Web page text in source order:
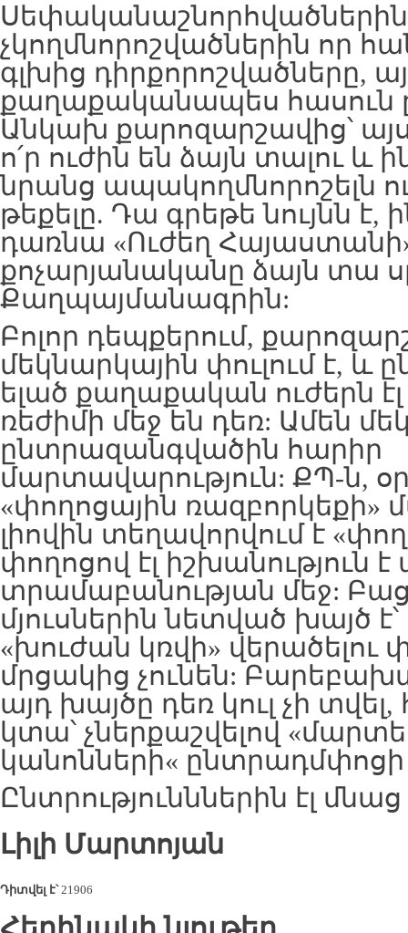
Սեփականաշնորհվածներին
չկողմնորոշվածներին որ
գլխից դիրքորոշվածները,
քաղաքականապես հասուն
Անկախ քարոզարշավից՝
ո՛ր ուժին են ձայն տալու և
նրանց ապակողմնորոշելն
թեքելը. Դա գրեթե նույնն է,
դառնա «Ուժեղ
քոչարյանականը ձայն տա
Քաղպայմանագրին:
Բոլոր դեպքերում,
մեկնարկային փուլում է,
ելած քաղաքական ուժերն
ռեժիմի մեջ են դեռ: Ամեն
ընտրազանգվածին հարիր
մարտավարություն: ՔՊ-ն,
«փողոցային ռազբորկեքի»
լիովին տեղավորվում է
փողոցով էլ իշխանություն
տրամաբանության մեջ:
մյուսներին նետված խայծ
«խուժան կռվի» վերածելու
մրցակից չունեն:
այդ խայծը դեռ կուլ չի տվել,
կտա՝ չներքաշվելով
կանոնների« ընտրադմփոցի
Ընտրությունններին էլ մնաց
Լիլի Մարտոյան
Դիտվել է՝21906